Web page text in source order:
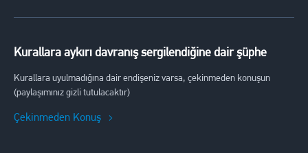
Kurallara aykırı davranış sergilendiğine dair şüphe
Kurallara uyulmadığına dair endişeniz varsa, çekinmeden konuşun
(paylaşımınız gizli tutulacaktır)
Çekinmeden Konuş